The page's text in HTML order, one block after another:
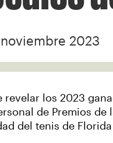
noviembre 2023
revelar los 2023
de Premios de
del tenis de